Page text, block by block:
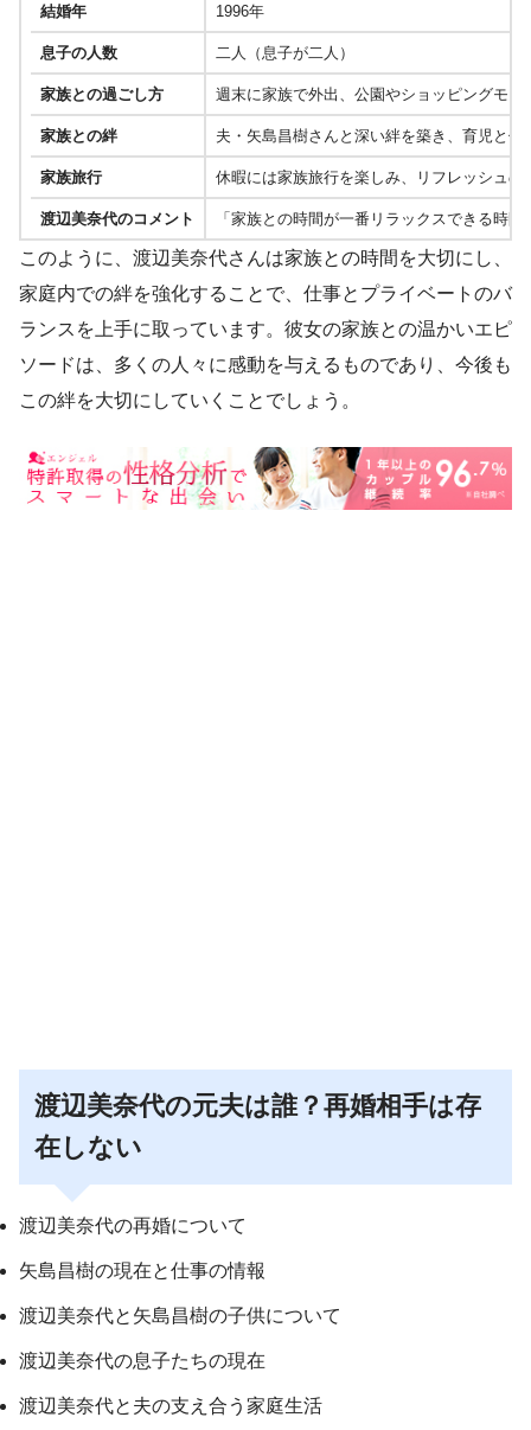
結婚年 1996年
息子の人数 二人（息子が二人）
家族との過ごし方 週末に家族で外出、公園やショッピングモー
家族との絆 夫・矢島昌樹さんと深い絆を築き、育児と
家族旅行 休暇には家族旅行を楽しみ、リフレッシュの
渡辺美奈代のコメント 「家族との時間が一番リラックスできる時間
このように、渡辺美奈代さんは家族との時間を大切にし、
家庭内での絆を強化することで、仕事とプライベートのバ
ランスを上手に取っています。彼女の家族との温かいエピ
ソードは、多くの人々に感動を与えるものであり、今後も
この絆を大切にしていくことでしょう。
渡辺美奈代の元夫は誰？再婚相手は存
在しない
渡辺美奈代の再婚について
矢島昌樹の現在と仕事の情報
渡辺美奈代と矢島昌樹の子供について
渡辺美奈代の息子たちの現在
渡辺美奈代と夫の支え合う家庭生活